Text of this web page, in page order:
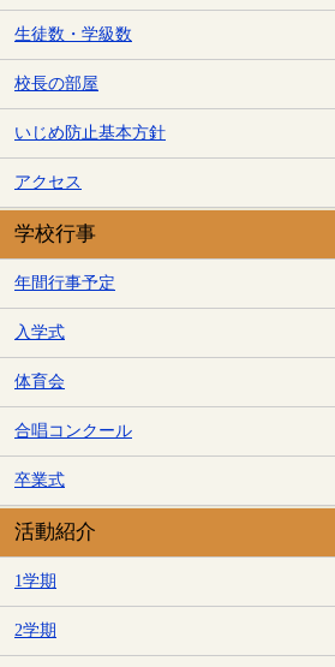
生徒数・学級数
校長の部屋
いじめ防止基本方針
アクセス
学校行事
年間行事予定
入学式
体育会
合唱コンクール
卒業式
活動紹介
1学期
2学期